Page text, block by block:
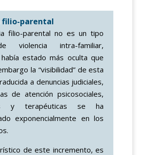
filio-parental
filio-parental no es un tipo
violencia intra-familiar,
estado más oculta que
la “visibilidad” de esta
a denuncias judiciales,
de atención psicosociales,
y terapéuticas se ha
exponencialmente en los
de este incremento, es